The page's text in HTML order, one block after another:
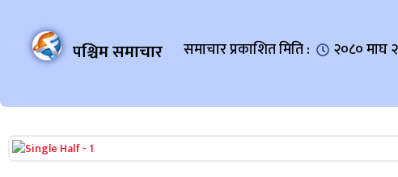
पश्चिम समाचार समाचार प्रकाशित मिति : २०८० माघ